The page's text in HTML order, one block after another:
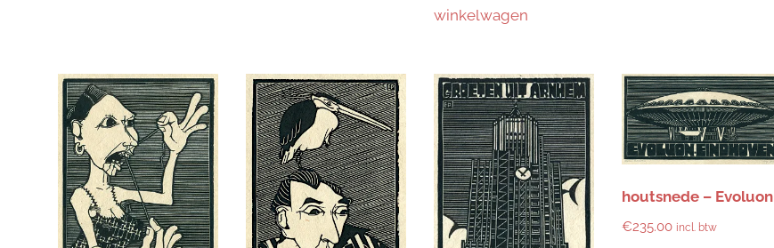
winkelwagen
houtsnede – Evoluon
€235.00 incl. btw